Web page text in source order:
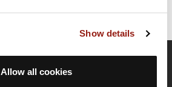
Show details
Allow all cookies